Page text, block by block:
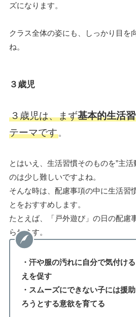
ズになります。
クラス全体の姿にも、しっかり目を
ね。
３歳児
３歳児は、まず基本的生活
テーマです。
とはいえ、生活習慣そのものを”主
のは少し難しいですよね。
そんな時は、配慮事項の中に生活習
とをおすすめします。
たとえば、「戸外遊び」の日の配慮
られます。
・汗や服の汚れに自分で気付け
えを促す
・スムーズにできない子には援
ろうとする意欲を育てる